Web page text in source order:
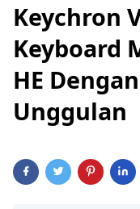
Keychron
Keyboard
HE
Unggulan